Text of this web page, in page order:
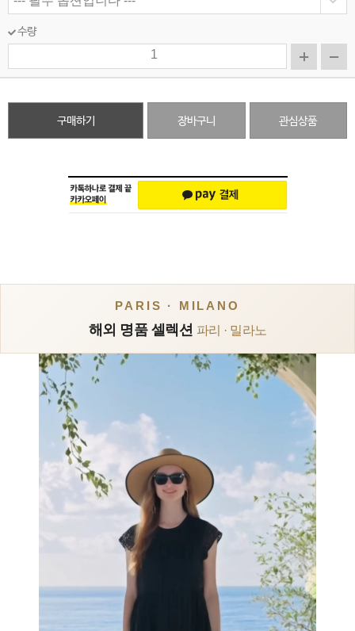
수량
구매하기 장바구니 관심상품
PARIS · MILANO
해외 명품 셀렉션 파리 · 밀라노